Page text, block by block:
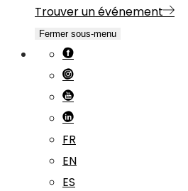
Trouver un événement
Fermer sous-menu
FR
EN
ES